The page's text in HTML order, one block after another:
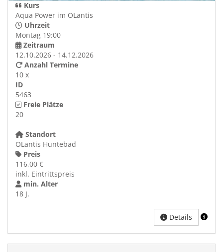
Kurs
Aqua Power im OLantis
Uhrzeit
Montag 19:00
Zeitraum
12.10.2026 - 14.12.2026
Anzahl Termine
10 x
ID
5463
Freie Plätze
20
Standort
OLantis Huntebad
Preis
116,00 €
inkl. Eintrittspreis
min. Alter
18 J.
Details